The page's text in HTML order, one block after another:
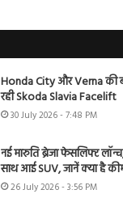
Honda City और Verna की
रही Skoda Slavia Facelift
30 July 2026 - 7:48 PM
नई मारुति ब्रेजा फेसलिफ्ट
साथ आई SUV, जानें क्या है
26 July 2026 - 3:56 PM